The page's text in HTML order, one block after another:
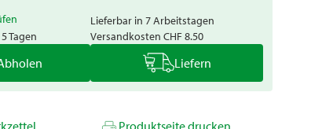
Tagen
Lieferbar in 7 Arbeitstagen
Versandkosten CHF 8.50
Liefern
Produktseite drucken